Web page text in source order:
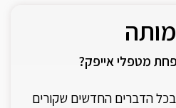
מטפלי אייפק?
הדברים החדשים שקורים